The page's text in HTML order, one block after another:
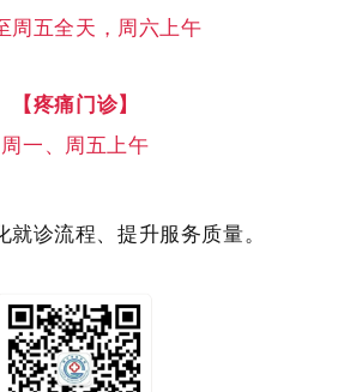
周五全天，周六上午
【疼痛门诊】
周一、周五上午
诊流程、提升服务质量。